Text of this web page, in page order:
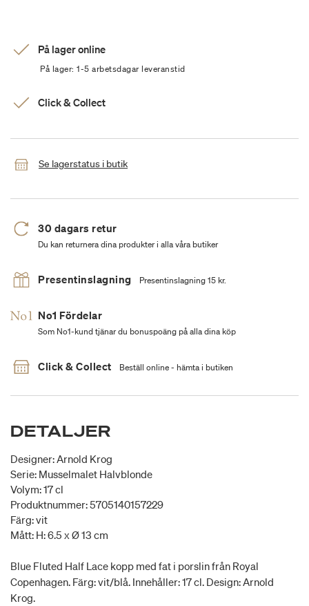
På lager online
På lager: 1-5 arbetsdagar leveranstid
Click & Collect
Se lagerstatus i butik
30 dagars retur
Du kan returnera dina produkter i alla våra butiker
Presentinslagning Presentinslagning 15 kr.
No1 Fördelar
Som No1-kund tjänar du bonuspoäng på alla dina köp
Click & Collect Beställ online - hämta i butiken
DETALJER
Designer: Arnold Krog
Serie: Musselmalet Halvblonde
Volym: 17 cl
Produktnummer: 5705140157229
Färg: vit
Mått: H: 6.5 x Ø 13 cm
Blue Fluted Half Lace kopp med fat i porslin från Royal
Copenhagen. Färg: vit/blå. Innehåller: 17 cl. Design: Arnold
Krog.